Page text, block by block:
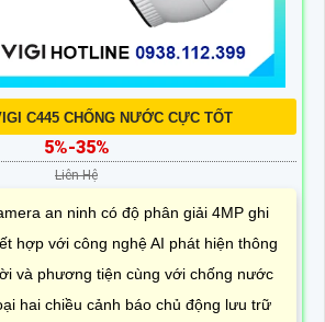
C445 CHỐNG NƯỚC CỰC TỐT
5%-35%
Liên Hệ
an ninh có độ phân giải 4MP ghi
hợp với công nghệ AI phát hiện thông
và phương tiện cùng với chống nước
hai chiều cảnh báo chủ động lưu trữ